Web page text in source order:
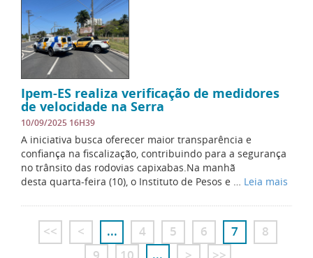
Ipem-ES realiza verificação de medidores
de velocidade na Serra
10/09/2025 16H39
A iniciativa busca oferecer maior transparência e
confiança na fiscalização, contribuindo para a segurança
no trânsito das rodovias capixabas.Na manhã
desta quarta-feira (10), o Instituto de Pesos e … Leia mais
<< < ... 4 5 6 7
8